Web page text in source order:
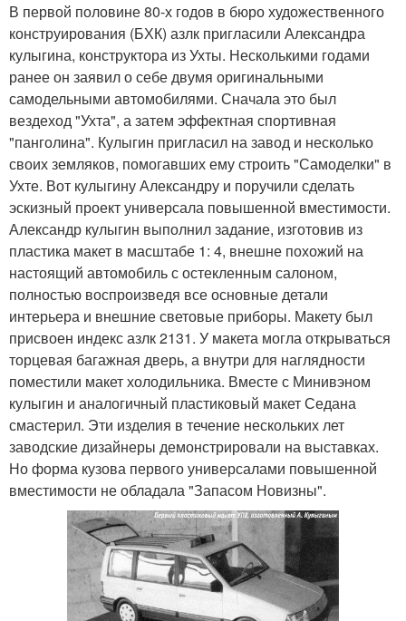
В первой половине 80-х годов в бюро художественного
конструирования (БХК) азлк пригласили Александра
кулыгина, конструктора из Ухты. Несколькими годами
ранее он заявил о себе двумя оригинальными
самодельными автомобилями. Сначала это был
вездеход "Ухта", а затем эффектная спортивная
"панголина". Кулыгин пригласил на завод и несколько
своих земляков, помогавших ему строить "Самоделки" в
Ухте. Вот кулыгину Александру и поручили сделать
эскизный проект универсала повышенной вместимости.
Александр кулыгин выполнил задание, изготовив из
пластика макет в масштабе 1: 4, внешне похожий на
настоящий автомобиль с остекленным салоном,
полностью воспроизведя все основные детали
интерьера и внешние световые приборы. Макету был
присвоен индекс азлк 2131. У макета могла открываться
торцевая багажная дверь, а внутри для наглядности
поместили макет холодильника. Вместе с Минивэном
кулыгин и аналогичный пластиковый макет Седана
смастерил. Эти изделия в течение нескольких лет
заводские дизайнеры демонстрировали на выставках.
Но форма кузова первого универсалами повышенной
вместимости не обладала "Запасом Новизны".